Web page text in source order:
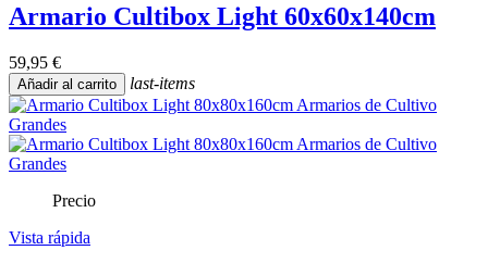
Armario Cultibox Light 60x60x140cm
59,95 €
Añadir al carrito last-items
Precio
Vista rápida